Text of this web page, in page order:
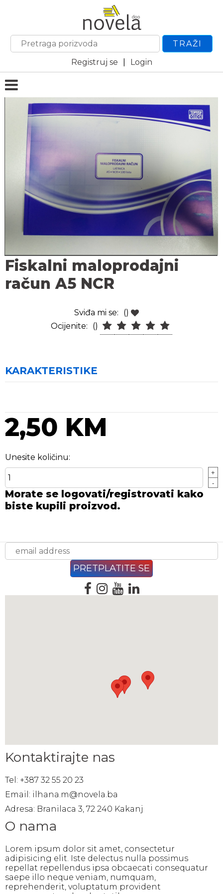
TRAŽI
Registruj se
Login
Fiskalni maloprodajni
račun A5 NCR
Sviđa mi se:
()
Ocijenite:
()
KARAKTERISTIKE
2,50 KM
Unesite količinu:
+
-
Morate se logovati/registrovati kako
biste kupili proizvod.
Kontaktirajte nas
Tel: +387 32 55 20 23
Email: ilhana.m@novela.ba
Adresa: Branilaca 3, 72 240 Kakanj
O nama
Lorem ipsum dolor sit amet, consectetur
adipisicing elit. Iste delectus nulla possimus
repellat repellendus ipsa obcaecati consequatur
saepe illo neque veniam, numquam,
reprehenderit, voluptatum provident